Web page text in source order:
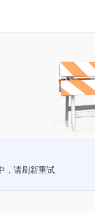
，请刷新重试